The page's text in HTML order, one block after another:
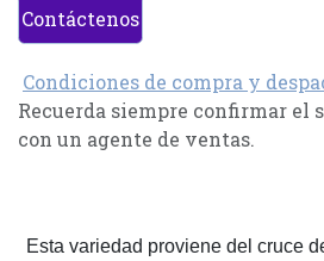
Contáctenos
Condiciones de compra y
Recuerda siempre confirmar el
con un agente de ventas.
Esta variedad proviene del cruce